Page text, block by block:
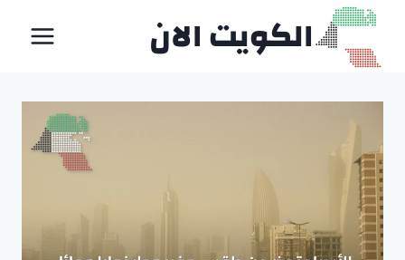
التجاوز
المحتوى
الكويت الان